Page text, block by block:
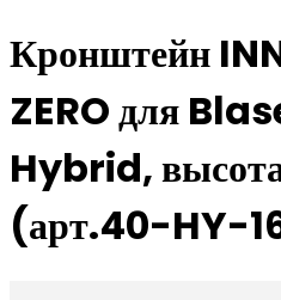
Кронштейн
ZERO для
Hybrid,
(арт.40-HY-